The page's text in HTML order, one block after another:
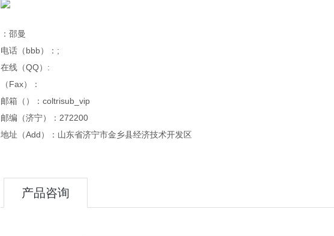
：邵曼
电话（bbb）：;
在线（QQ）:
（Fax）：
邮箱（）：coltrisub_vip
邮编（济宁）：272200
地址（Add）：山东省济宁市金乡县经济技术开发区
产品咨询